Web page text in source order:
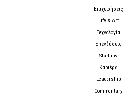
Επιχειρήσεις
Life & Art
Τεχνολογία
Επενδύσεις
Startups
Καριέρα
Leadership
Commentary